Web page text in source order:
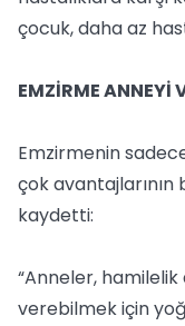
çocuk, daha az
EMZİRME ANNEYİ
Emzirmenin
çok avantajlarının
kaydetti:
“Anneler, hamilelik
verebilmek için